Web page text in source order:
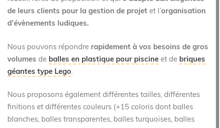
de leurs clients pour la gestion de projet et l’organisation
d’évènements ludiques.
Nous pouvons répondre rapidement à vos besoins de gros
volumes de balles en plastique pour piscine et de briques
géantes type Lego.
Nous proposons également différentes tailles, différentes
finitions et différentes couleurs (+15 coloris dont balles
blanches, balles transparentes, balles turquoises, balles